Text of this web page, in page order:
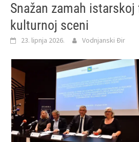
Snažan zamah
kulturnoj sceni
23. lipnja 2026. Vodnjanski Đir